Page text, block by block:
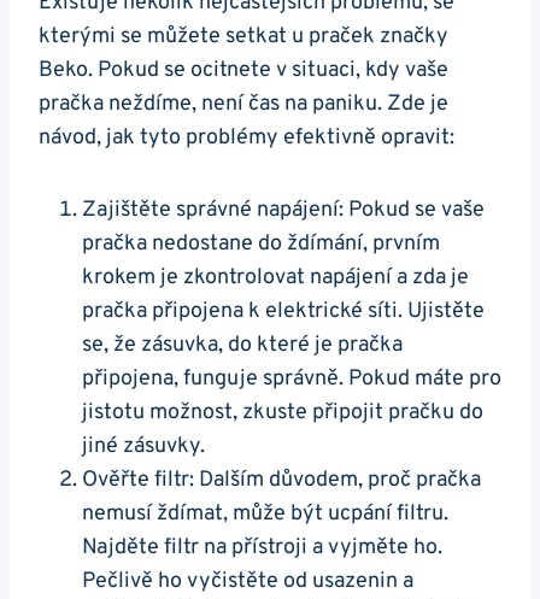
kterými​ se můžete⁤ setkat ‌u praček značky
Beko. Pokud se ocitnete‍ v situaci,⁢ kdy vaše
pračka neždíme, není čas na paniku.‌ Zde je
návod, jak ⁢tyto problémy efektivně opravit:
Zajištěte správné napájení: Pokud se ‍vaše
pračka nedostane do ždímání, prvním
‌krokem je⁣ zkontrolovat napájení a zda je
pračka připojena k​ elektrické síti. Ujistěte
‌se, že zásuvka, do které⁤ je pračka
⁤připojena, funguje správně. Pokud máte pro
jistotu možnost, zkuste připojit pračku do
jiné zásuvky.
Ověřte filtr: Dalším důvodem, proč pračka
nemusí ždímat, může‍ být ucpání filtru.
Najděte filtr na přístroji⁤ a vyjměte ho.
Pečlivě ho ⁤vyčistěte od usazenin ​a